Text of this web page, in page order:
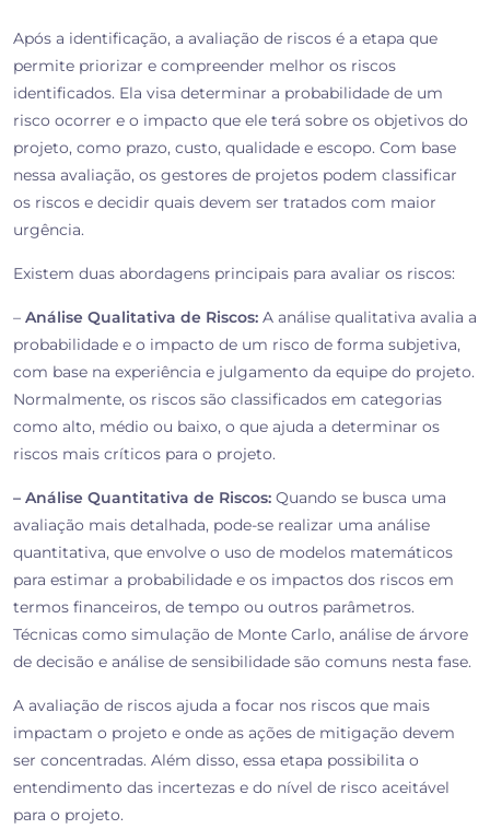
Após a identificação, a avaliação de riscos é a etapa que
permite priorizar e compreender melhor os riscos
identificados. Ela visa determinar a probabilidade de um
risco ocorrer e o impacto que ele terá sobre os objetivos do
projeto, como prazo, custo, qualidade e escopo. Com base
nessa avaliação, os gestores de projetos podem classificar
os riscos e decidir quais devem ser tratados com maior
urgência.
Existem duas abordagens principais para avaliar os riscos:
– Análise Qualitativa de Riscos: A análise qualitativa avalia a
probabilidade e o impacto de um risco de forma subjetiva,
com base na experiência e julgamento da equipe do projeto.
Normalmente, os riscos são classificados em categorias
como alto, médio ou baixo, o que ajuda a determinar os
riscos mais críticos para o projeto.
– Análise Quantitativa de Riscos: Quando se busca uma
avaliação mais detalhada, pode-se realizar uma análise
quantitativa, que envolve o uso de modelos matemáticos
para estimar a probabilidade e os impactos dos riscos em
termos financeiros, de tempo ou outros parâmetros.
Técnicas como simulação de Monte Carlo, análise de árvore
de decisão e análise de sensibilidade são comuns nesta fase.
A avaliação de riscos ajuda a focar nos riscos que mais
impactam o projeto e onde as ações de mitigação devem
ser concentradas. Além disso, essa etapa possibilita o
entendimento das incertezas e do nível de risco aceitável
para o projeto.